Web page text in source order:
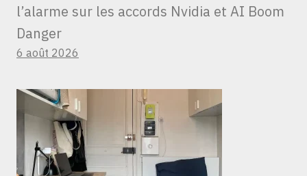
l’alarme sur les accords Nvidia et AI Boom
Danger
6 août 2026